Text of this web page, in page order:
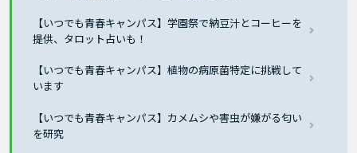
【いつでも青春キャンパス】学園祭で納豆汁とコーヒーを
提供、タロット占いも！
【いつでも青春キャンパス】植物の病原菌特定に挑戦して
います
【いつでも青春キャンパス】カメムシや害虫が嫌がる匂い
を研究